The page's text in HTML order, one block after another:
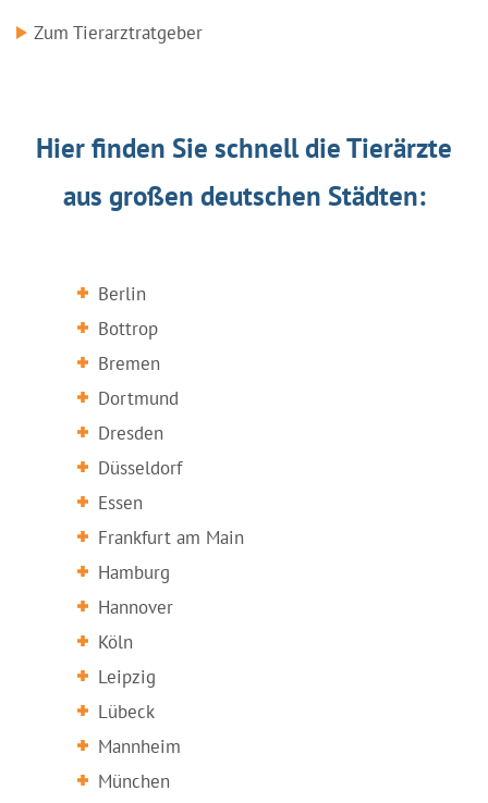
Zum Tierarztratgeber
Hier finden Sie schnell die Tierärzte
aus großen deutschen Städten:
Berlin
Bottrop
Bremen
Dortmund
Dresden
Düsseldorf
Essen
Frankfurt am Main
Hamburg
Hannover
Köln
Leipzig
Lübeck
Mannheim
München